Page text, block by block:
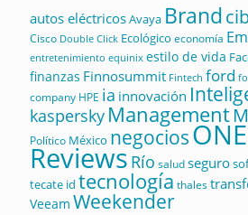
autos eléctricosAvaya Brand
Cisco Double Click Ecológico economía
entretenimiento equinix estilo de vida
finanzas Finnosummit Fintech ford
company HPE ia innovación
kaspersky Management
Político México negocios
Reviews Río saludseguro
tecate id tecnología thales
Veeam Weekender